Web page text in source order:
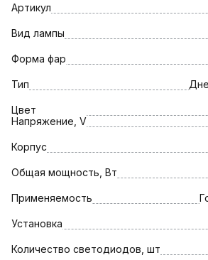
Артикул
Вид лампы
Форма фар
Тип
Цвет
Напряжение, V
Корпус
Общая мощность, Вт
Применяемость
Установка
Количество светодиодов, шт